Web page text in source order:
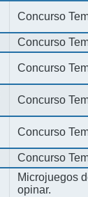
Concurso
Concurso
Concurso
Concurso
Concurso
Concurso
Microjuegos
opinar.